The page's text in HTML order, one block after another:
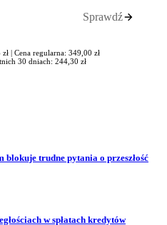
Sprawdź
| Cena regularna: 349,00 zł
30 dniach: 244,30 zł
trudne pytania o przeszłość
w spłatach kredytów